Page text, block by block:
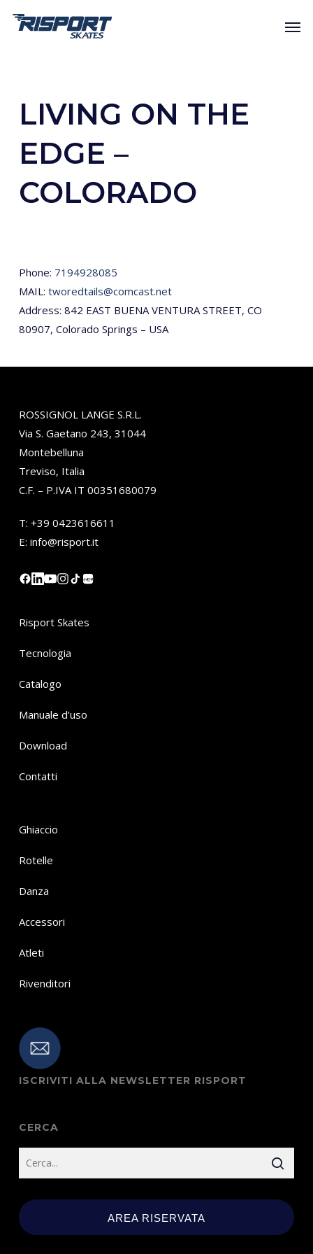
LIVING ON THE
EDGE –
COLORADO
Phone: 7194928085
MAIL: tworedtails@comcast.net
Address: 842 EAST BUENA VENTURA STREET, CO
80907, Colorado Springs – USA
ROSSIGNOL LANGE S.R.L.
Via S. Gaetano 243, 31044
Montebelluna
Treviso, Italia
C.F. – P.IVA IT 00351680079
T: +39 0423616611
E: info@risport.it
小红书
Risport Skates
Tecnologia
Catalogo
Manuale d’uso
Download
Contatti
Ghiaccio
Rotelle
Danza
Accessori
Atleti
Rivenditori
ISCRIVITI ALLA NEWSLETTER RISPORT
CERCA
AREA RISERVATA